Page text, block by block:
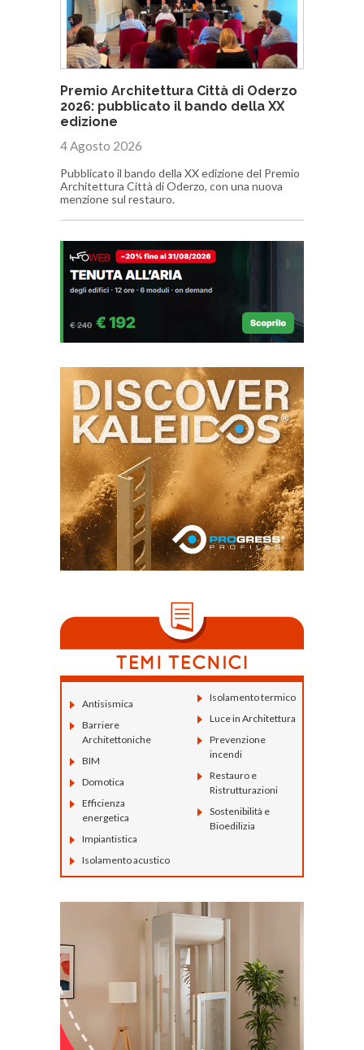
Premio Architettura Città di Oderzo
2026: pubblicato il bando della XX
edizione
4 Agosto 2026
Pubblicato il bando della XX edizione del Premio
Architettura Città di Oderzo, con una nuova
menzione sul restauro.
Antisismica
Barriere
Architettoniche
BIM
Domotica
Efficienza
energetica
Impiantistica
Isolamento acustico
Isolamento termico
Luce in Architettura
Prevenzione
incendi
Restauro e
Ristrutturazioni
Sostenibilità e
Bioedilizia